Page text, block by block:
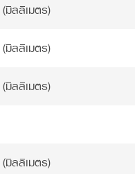
(มิลลิเมตร)
(มิลลิเมตร)
(มิลลิเมตร)
(มิลลิเมตร)